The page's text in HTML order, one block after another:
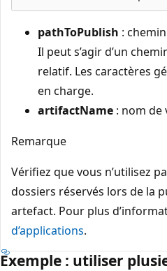
pathToPublish :
Il peut s’agir d’un
relatif. Les caractères
en charge.
artifactName : nom de
Remarque
Vérifiez que vous n’utilisez
dossiers réservés lors de la
artefact. Pour plus
d’applications.
Exemple : utiliser